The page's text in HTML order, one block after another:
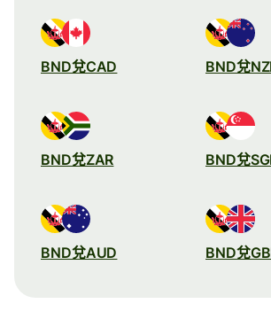
BND兌CAD BND兌
BND兌ZAR BND兌
BND兌AUD BND兌